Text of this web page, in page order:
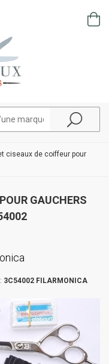
ciseaux de coiffeur pour
GAUCHERS
3C54002 FILARMONICA